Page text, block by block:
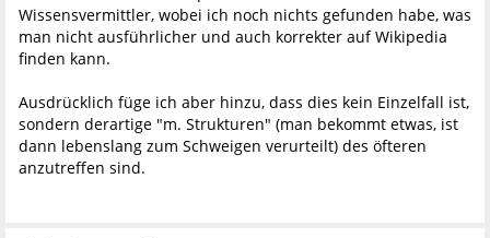
Wissensvermittler, wobei ich noch nichts gefunden habe, was
man nicht ausführlicher und auch korrekter auf Wikipedia
finden kann.
Ausdrücklich füge ich aber hinzu, dass dies kein Einzelfall ist,
sondern derartige "m. Strukturen" (man bekommt etwas, ist
dann lebenslang zum Schweigen verurteilt) des öfteren
anzutreffen sind.